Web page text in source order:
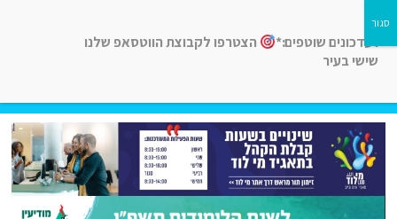
לעדכונים שוטפים:*
הצטרפו לקבוצת הווטסאפ שלנו
שישי בעיר